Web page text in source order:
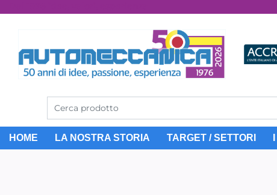
HOME LA NOSTRA STORIA TARGET / SETTORI